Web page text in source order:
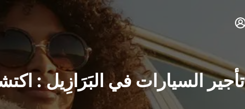
تأجير السيارات في البَرَازِيل :